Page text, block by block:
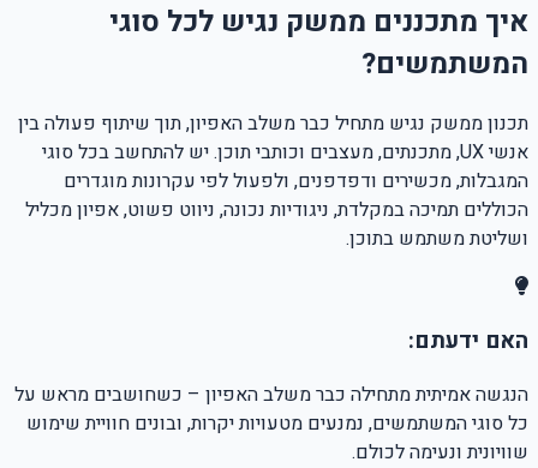
איך מתכננים ממשק נגיש לכל סוגי
המשתמשים?
תכנון ממשק נגיש מתחיל כבר משלב האפיון, תוך שיתוף פעולה בין
אנשי UX, מתכנתים, מעצבים וכותבי תוכן. יש להתחשב בכל סוגי
המגבלות, מכשירים ודפדפנים, ולפעול לפי עקרונות מוגדרים
הכוללים תמיכה במקלדת, ניגודיות נכונה, ניווט פשוט, אפיון מכליל
ושליטת משתמש בתוכן.
האם ידעתם:
הנגשה אמיתית מתחילה כבר משלב האפיון – כשחושבים מראש על
כל סוגי המשתמשים, נמנעים מטעויות יקרות, ובונים חוויית שימוש
שוויונית ונעימה לכולם.